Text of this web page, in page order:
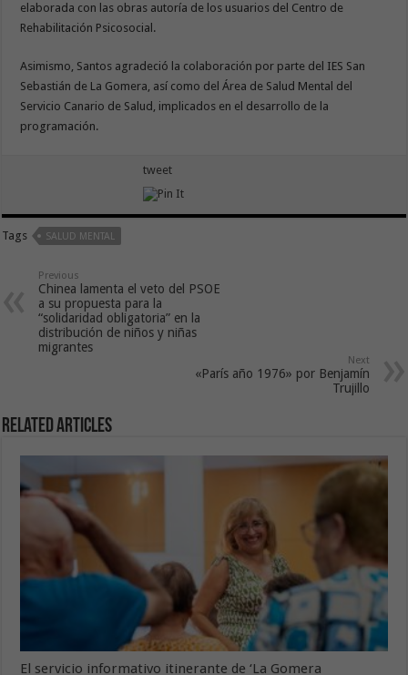
elaborada con las obras autoría de los usuarios del Centro de
Rehabilitación Psicosocial.
Asimismo, Santos agradeció la colaboración por parte del IES San
Sebastián de La Gomera, así como del Área de Salud Mental del
Servicio Canario de Salud, implicados en el desarrollo de la
programación.
tweet
Tags SALUD MENTAL
Previous
Chinea lamenta el veto del PSOE
a su propuesta para la
“solidaridad obligatoria” en la
distribución de niños y niñas
migrantes
Next
«París año 1976» por Benjamín
Trujillo
Related Articles
El servicio informativo itinerante de ‘La Gomera